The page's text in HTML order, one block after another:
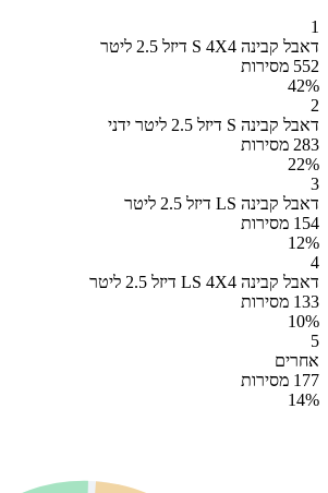
1
דאבל קבינה S 4X4 דיזל 2.5 ליטר
552 מסירות
42%
2
דאבל קבינה S דיזל 2.5 ליטר ידני
283 מסירות
22%
3
דאבל קבינה LS דיזל 2.5 ליטר
154 מסירות
12%
4
דאבל קבינה LS 4X4 דיזל 2.5 ליטר
133 מסירות
10%
5
אחרים
177 מסירות
14%